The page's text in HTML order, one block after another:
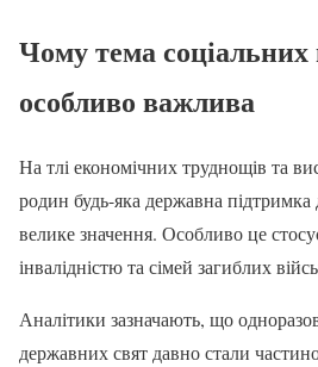
Чому тема соціальних
особливо важлива
На тлі економічних труднощів та
родин будь-яка державна підтримка
велике значення. Особливо це
інвалідністю та сімей загиблих
Аналітики зазначають, що
державних свят давно стали